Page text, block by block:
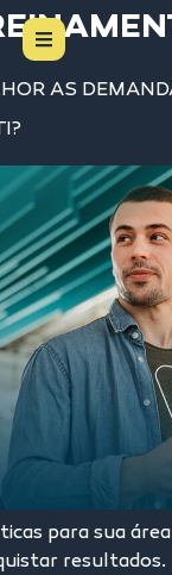
AS
para sua
resultados.